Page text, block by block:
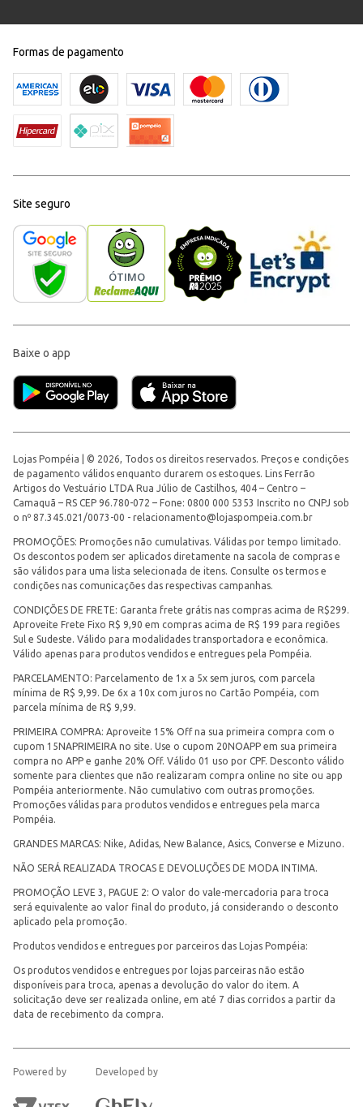
Formas de pagamento
Site seguro
Baixe o app
Lojas Pompéia | © 2026, Todos os direitos reservados. Preços e condições
de pagamento válidos enquanto durarem os estoques. Lins Ferrão
Artigos do Vestuário LTDA Rua Júlio de Castilhos, 404 – Centro –
Camaquã – RS CEP 96.780-072 – Fone: 0800 000 5353 Inscrito no CNPJ sob
o nº 87.345.021/0073-00 - relacionamento@lojaspompeia.com.br
PROMOÇÕES: Promoções não cumulativas. Válidas por tempo limitado.
Os descontos podem ser aplicados diretamente na sacola de compras e
são válidos para uma lista selecionada de itens. Consulte os termos e
condições nas comunicações das respectivas campanhas.
CONDIÇÕES DE FRETE: Garanta frete grátis nas compras acima de R$299.
Aproveite Frete Fixo R$ 9,90 em compras acima de R$ 199 para regiões
Sul e Sudeste. Válido para modalidades transportadora e econômica.
Válido apenas para produtos vendidos e entregues pela Pompéia.
PARCELAMENTO: Parcelamento de 1x a 5x sem juros, com parcela
mínima de R$ 9,99. De 6x a 10x com juros no Cartão Pompéia, com
parcela mínima de R$ 9,99.
PRIMEIRA COMPRA: Aproveite 15% Off na sua primeira compra com o
cupom 15NAPRIMEIRA no site. Use o cupom 20NOAPP em sua primeira
compra no APP e ganhe 20% Off. Válido 01 uso por CPF. Desconto válido
somente para clientes que não realizaram compra online no site ou app
Pompéia anteriormente. Não cumulativo com outras promoções.
Promoções válidas para produtos vendidos e entregues pela marca
Pompéia.
GRANDES MARCAS: Nike, Adidas, New Balance, Asics, Converse e Mizuno.
NÃO SERÁ REALIZADA TROCAS E DEVOLUÇÕES DE MODA INTIMA.
PROMOÇÃO LEVE 3, PAGUE 2: O valor do vale-mercadoria para troca
será equivalente ao valor final do produto, já considerando o desconto
aplicado pela promoção.
Produtos vendidos e entregues por parceiros das Lojas Pompéia:
Os produtos vendidos e entregues por lojas parceiras não estão
disponíveis para troca, apenas a devolução do valor do item. A
solicitação deve ser realizada online, em até 7 dias corridos a partir da
data de recebimento da compra.
Powered by Developed by